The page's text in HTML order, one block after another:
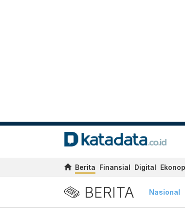
Berita Finansial Digital
BERITA Nasional